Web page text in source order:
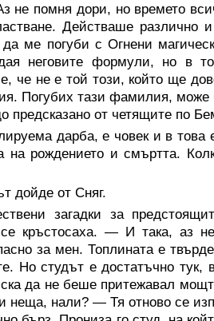
не помня дори, но времето
Действаше различно
ме погуби с Огнени
неговите формули, но в
че не е той този, който ще
Погубих тази фамилия, може
предсказано от четящите по
дарба, е човек и в това
на рождението и смъртта.
дойде от Сняг.
загадки за
се кръстосаха. — И така, аз
за мен. Топлината е
Но студът е достатъчно
да не беше притежавал
нали? — Тя отново се